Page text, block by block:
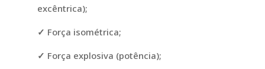
excêntrica);
✓ Força isométrica;
✓ Força explosiva (potência);